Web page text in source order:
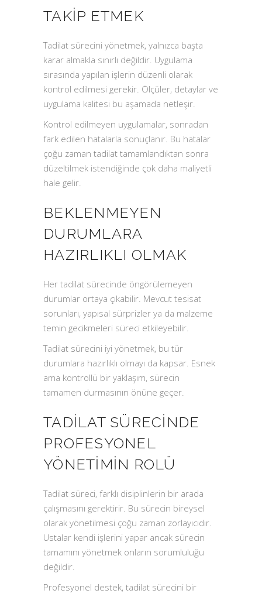
TAKIP ETMEK
Tadilat sürecini yönetmek, yalnızca başta
karar almakla sınırlı değildir. Uygulama
sırasında yapılan işlerin düzenli olarak
kontrol edilmesi gerekir. Ölçüler, detaylar ve
uygulama kalitesi bu aşamada netleşir.
Kontrol edilmeyen uygulamalar, sonradan
fark edilen hatalarla sonuçlanır. Bu hatalar
çoğu zaman tadilat tamamlandıktan sonra
düzeltilmek istendiğinde çok daha maliyetli
hale gelir.
BEKLENMEYEN
DURUMLARA
HAZIRLIKLI OLMAK
Her tadilat sürecinde öngörülemeyen
durumlar ortaya çıkabilir. Mevcut tesisat
sorunları, yapısal sürprizler ya da malzeme
temin gecikmeleri süreci etkileyebilir.
Tadilat sürecini iyi yönetmek, bu tür
durumlara hazırlıklı olmayı da kapsar. Esnek
ama kontrollü bir yaklaşım, sürecin
tamamen durmasının önüne geçer.
TADILAT SÜRECINDE
PROFESYONEL
YÖNETIMIN ROLÜ
Tadilat süreci, farklı disiplinlerin bir arada
çalışmasını gerektirir. Bu sürecin bireysel
olarak yönetilmesi çoğu zaman zorlayıcıdır.
Ustalar kendi işlerini yapar ancak sürecin
tamamını yönetmek onların sorumluluğu
değildir.
Profesyonel destek, tadilat sürecini bir